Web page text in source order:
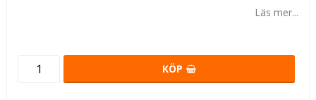
Läs mer...
KÖP